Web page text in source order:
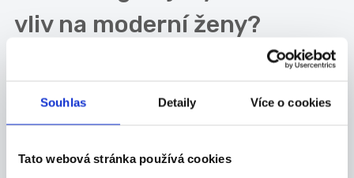
Souhlas Detaily Více o cookies
Tato webová stránka používá cookies
vliv na moderní ženy?
Technologie se vyvíjí ukrutnou rychlostí. To,
co platilo před pěti lety, už dávno neplatí
dnes. Vznikají úzké specializace, vznikají
nové programovací jazyky, dnes se bavíme
ovládání na vše, dnes už si z práce můžete